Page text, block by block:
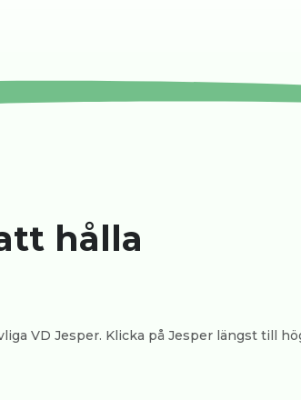
hålla
VD Jesper. Klicka på Jesper längst till